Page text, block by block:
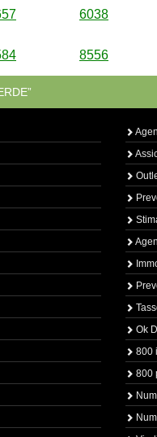
6038
8556
Ok
800
800